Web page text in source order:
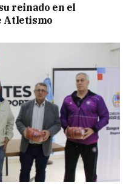
reinado en el
Atletismo